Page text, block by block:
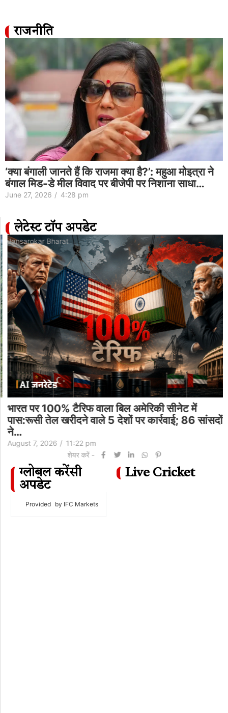
राजनीति
‘क्या बंगाली जानते हैं कि राजमा क्या है?’: महुआ मोइत्रा ने
बंगाल मिड-डे मील विवाद पर बीजेपी पर निशाना साधा…
June 27, 2026 / 4:28 pm
लेटेस्ट टॉप अपडेट
Jansarokar Bharat
भारत पर 100% टैरिफ वाला बिल अमेरिकी सीनेट में
पास:रूसी तेल खरीदने वाले 5 देशों पर कार्रवाई; 86 सांसदों
ने…
August 7, 2026 /
11:22 pm
शेयर करें -
ग्लोबल करेंसी
अपडेट
Provided by IFC Markets
Live Cricket